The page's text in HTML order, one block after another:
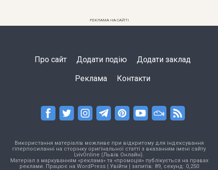
РЕКЛАМА НА САЙТІ
Про сайт Додати подію Додати заклад
Реклама Контакти
Використання матеріалів можливе при відкритому для індексування
гіперпосиланні на сторінку оригінальної статті з вказанням імені сайту
LvivOnline (Львів Онлайн).
Матеріал з маркуванням «реклама» та «промоція» публікується на правах
реклами. Працює на WordPress| Увійти | запитів: 89, секунд: 0,250